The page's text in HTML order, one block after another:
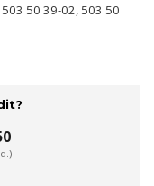
50 39-02, 503 50